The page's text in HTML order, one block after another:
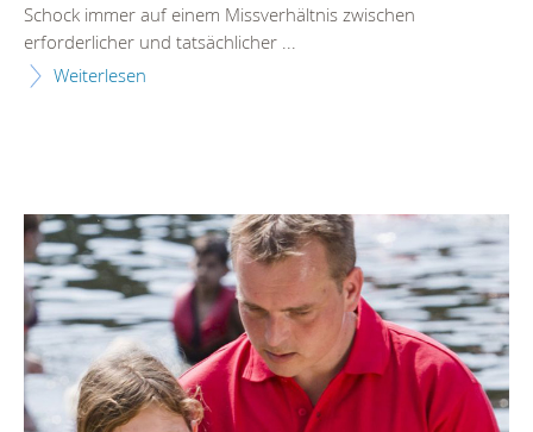
Schock immer auf einem Missverhältnis zwischen
erforderlicher und tatsächlicher ...
Weiterlesen